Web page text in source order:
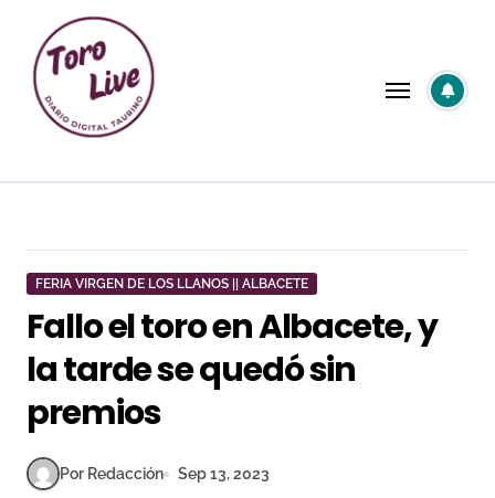
contenido
FERIA VIRGEN DE LOS LLANOS || ALBACETE
Fallo el toro en Albacete, y
la tarde se quedó sin
premios
Por Redacción Sep 13, 2023